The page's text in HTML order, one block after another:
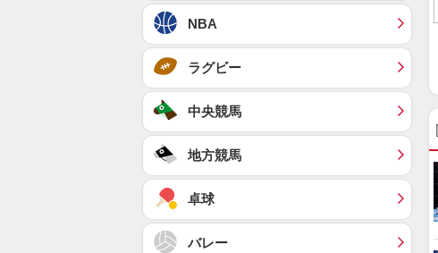
NBA
ラグビー
中央競馬
地方競馬
卓球
バレー